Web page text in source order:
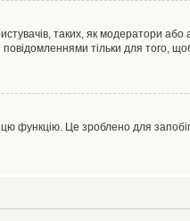
таких, як модератори або
тільки для того,
цю функцію. Це зроблено для